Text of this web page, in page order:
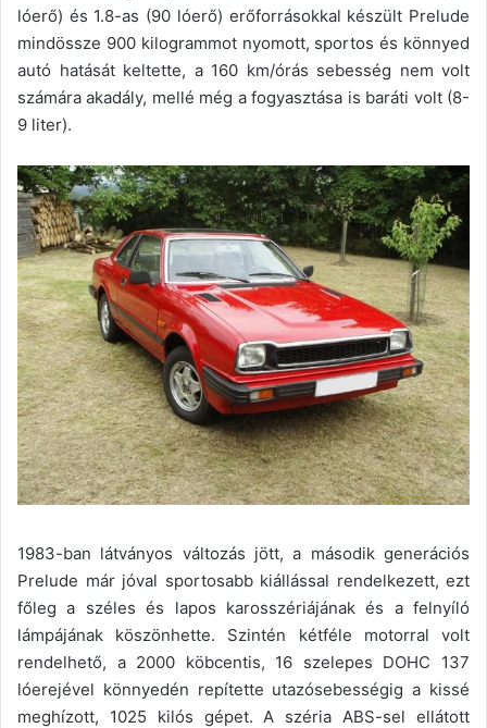
lóerő) és 1.8-as (90 lóerő) erőforrásokkal készült Prelude
mindössze 900 kilogrammot nyomott, sportos és könnyed
autó hatását keltette, a 160 km/órás sebesség nem volt
számára akadály, mellé még a fogyasztása is baráti volt (8-
9 liter).
1983-ban látványos változás jött, a második generációs
Prelude már jóval sportosabb kiállással rendelkezett, ezt
főleg a széles és lapos karosszériájának és a felnyíló
lámpájának köszönhette. Szintén kétféle motorral volt
rendelhető, a 2000 köbcentis, 16 szelepes DOHC 137
lóerejével könnyedén repítette utazósebességig a kissé
meghízott, 1025 kilós gépet. A széria ABS-sel ellátott